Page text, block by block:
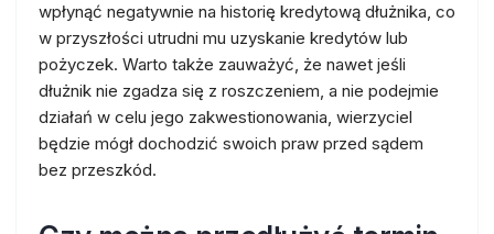
wpłynąć negatywnie na historię kredytową dłużnika, co
w przyszłości utrudni mu uzyskanie kredytów lub
pożyczek. Warto także zauważyć, że nawet jeśli
dłużnik nie zgadza się z roszczeniem, a nie podejmie
działań w celu jego zakwestionowania, wierzyciel
będzie mógł dochodzić swoich praw przed sądem
bez przeszkód.